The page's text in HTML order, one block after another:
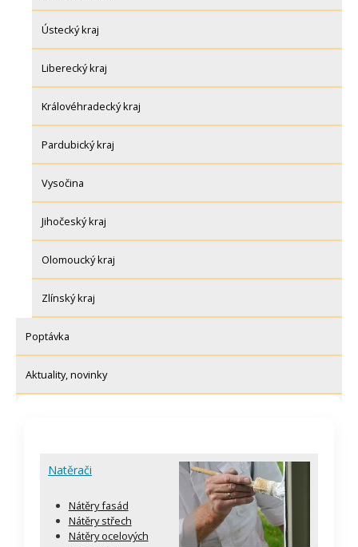
Ústecký kraj
Liberecký kraj
Královéhradecký kraj
Pardubický kraj
Vysočina
Jihočeský kraj
Olomoucký kraj
Zlínský kraj
Poptávka
Aktuality, novinky
Natěrači
Nátěry fasád
Nátěry střech
Nátěry ocelových